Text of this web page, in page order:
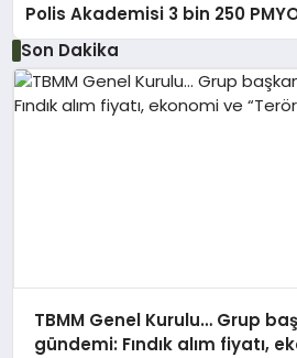
Polis Akademisi 3 bin 250
Son Dakika
TBMM Genel Kurulu… Grup
gündemi: Fındık alım fiyatı,